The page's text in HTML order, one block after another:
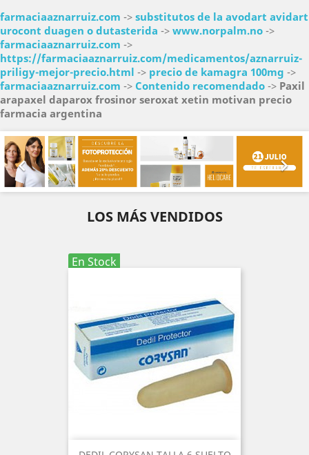
farmaciaaznarruiz.com -> substitutos de la avodart avidart
urocont duagen o dutasterida -> www.norpalm.no ->
farmaciaaznarruiz.com ->
https://farmaciaaznarruiz.com/medicamentos/aznarruiz-
priligy-mejor-precio.html -> precio de kamagra 100mg ->
farmaciaaznarruiz.com -> Contenido recomendado -> Paxil
arapaxel daparox frosinor seroxat xetin motivan precio
farmacia argentina

Anterior

LOS MÁS VENDIDOS
En Stock